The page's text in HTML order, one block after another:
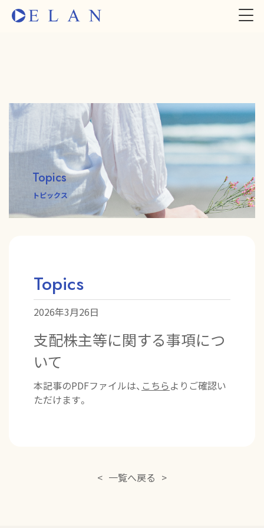
Topics
トピックス
Topics
2026年3月26日
支配株主等に関する事項につ
いて
本記事のPDFファイルは、 こちらよりご確認い
ただけます。
< 一覧へ戻る >